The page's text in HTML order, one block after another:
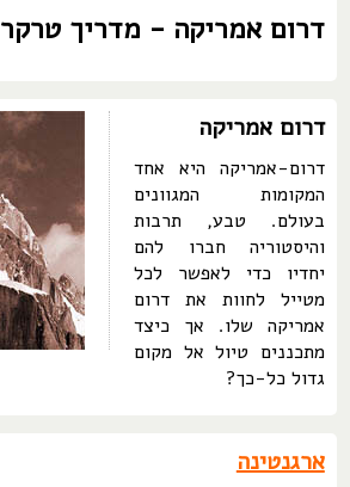
דרום אמריקה - מדריך טרקר
דרום אמריקה
דרום-אמריקה היא אחד
המקומות המגוונים
בעולם. טבע, תרבות
והיסטוריה חברו להם
יחדיו כדי לאפשר לכל
מטייל לחוות את דרום
אמריקה שלו. אך כיצד
מתכננים טיול אל מקום
גדול כל-כך?
ארגנטינה